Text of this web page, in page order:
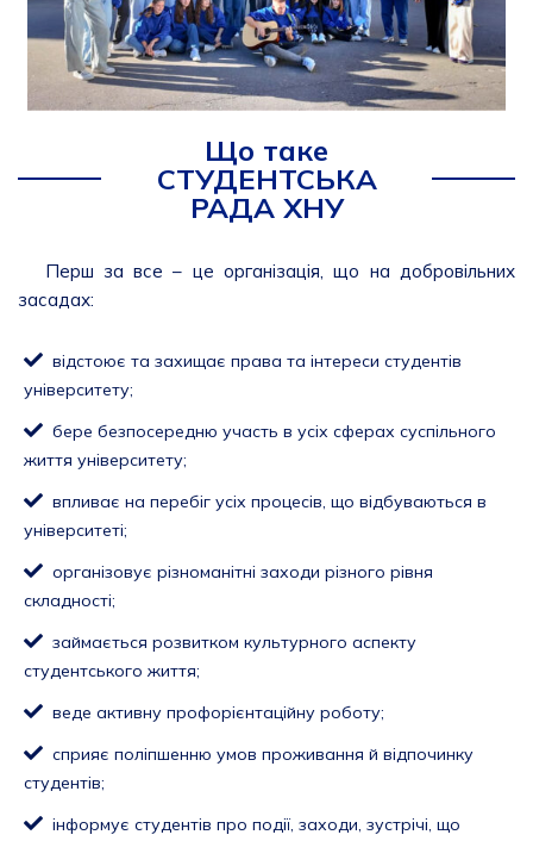
Що таке
СТУДЕНТСЬКА
РАДА ХНУ
Перш за все – це організація, що на добровільних
засадах:
відстоює та захищає права та інтереси студентів
університету;
бере безпосередню участь в усіх сферах суспільного
життя університету;
впливає на перебіг усіх процесів, що відбуваються в
університеті;
організовує різноманітні заходи різного рівня
складності;
займається розвитком культурного аспекту
студентського життя;
веде активну профорієнтаційну роботу;
сприяє поліпшенню умов проживання й відпочинку
студентів;
інформує студентів про події, заходи, зустрічі, що